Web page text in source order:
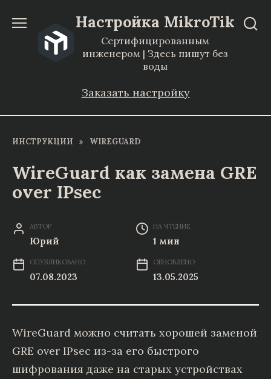
содержанию
Настройка MikroTik
Сертифицированным
инженером | Здесь пишут без
воды
Заказать настройку
ИНСТРУКЦИИ » WIREGUARD
WireGuard как замена GRE
over IPsec
АВТОР
Юрий
НА ЧТЕНИЕ
1 мин
ОПУБЛИКОВАНО
07.08.2023
ОБНОВЛЕНО
13.05.2025
WireGuard можно считать хорошей заменой
GRE over IPsec из-за его быстрого
шифрования даже на старых устройствах